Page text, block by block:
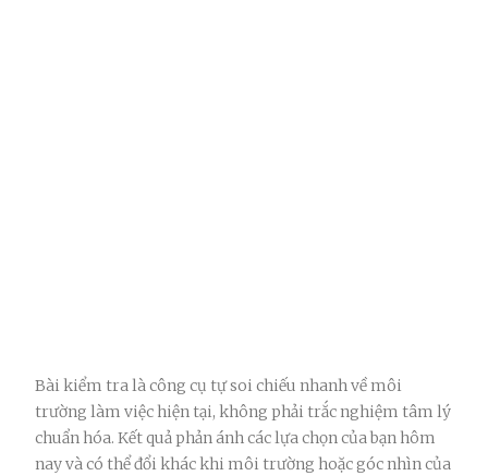
Bài kiểm tra là công cụ tự soi chiếu nhanh về môi
trường làm việc hiện tại, không phải trắc nghiệm tâm lý
chuẩn hóa. Kết quả phản ánh các lựa chọn của bạn hôm
nay và có thể đổi khác khi môi trường hoặc góc nhìn của